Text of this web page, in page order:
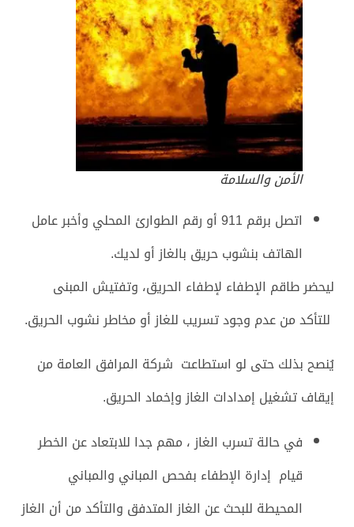
الأمن والسلامة
اتصل برقم 911 أو رقم الطوارئ المحلي وأخبر عامل
الهاتف بنشوب حريق بالغاز أو لديك.
ليحضر طاقم الإطفاء لإطفاء الحريق، وتفتيش المبنى
للتأكد من عدم وجود تسريب للغاز أو مخاطر نشوب الحريق.
يُنصح بذلك حتى لو استطاعت شركة المرافق العامة من
إيقاف تشغيل إمدادات الغاز وإخماد الحريق.
في حالة تسرب الغاز ، مهم جدا للابتعاد عن الخطر
قيام إدارة الإطفاء بفحص المباني والمباني
المحيطة للبحث عن الغاز المتدفق والتأكد من أن الغاز